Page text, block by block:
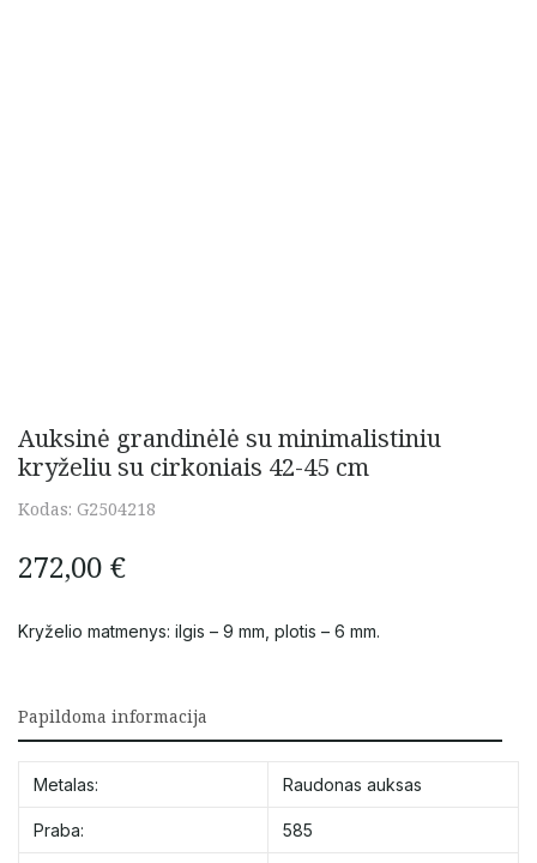
Auksinė grandinėlė su minimalistiniu
kryželiu su cirkoniais 42-45 cm
Kodas: G2504218
272,00 €
Kryželio matmenys: ilgis – 9 mm, plotis – 6 mm.
Papildoma informacija
Metalas: Raudonas auksas
Praba: 585